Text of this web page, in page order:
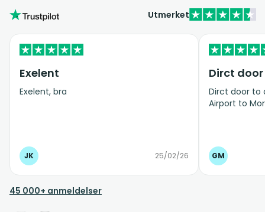
Utmerket
Exelent
Exelent, bra
JK 25/02/26
Dirct
Dirct door to
Airport to
GM
45 000+ anmeldelser